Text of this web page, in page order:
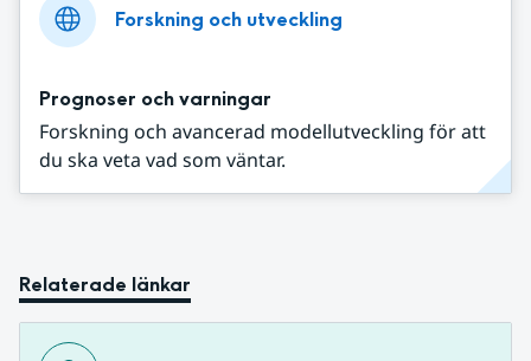
Forskning och utveckling
Prognoser och varningar
Forskning och avancerad modellutveckling för att
du ska veta vad som väntar.
Relaterade länkar